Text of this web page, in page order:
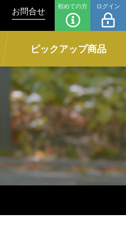
お問合せ 初めての方 ログイン
ピックアップ商品